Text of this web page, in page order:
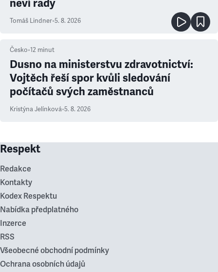
neví rady
Tomáš Lindner•5. 8. 2026
Česko•12 minut
Dusno na ministerstvu zdravotnictví:
Vojtěch řeší spor kvůli sledování
počítačů svých zaměstnanců
Kristýna Jelínková•5. 8. 2026
Respekt
Redakce
Kontakty
Kodex Respektu
Nabídka předplatného
Inzerce
RSS
Všeobecné obchodní podmínky
Ochrana osobních údajů